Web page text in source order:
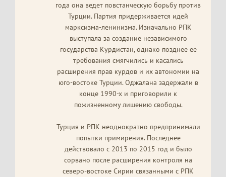
года она ведет повстанческую борьбу против
Турции. Партия придерживается идей
марксизма-ленинизма. Изначально РПК
выступала за создание независимого
государства Курдистан, однако позднее ее
требования смягчились и касались
расширения прав курдов и их автономии на
юго-востоке Турции. Оджалана задержали в
конце 1990-х и приговорили к
пожизненному лишению свободы.
Турция и РПК неоднократно предпринимали
попытки примирения. Последнее
действовало с 2013 по 2015 год и было
сорвано после расширения контроля на
северо-востоке Сирии связанными с РПК